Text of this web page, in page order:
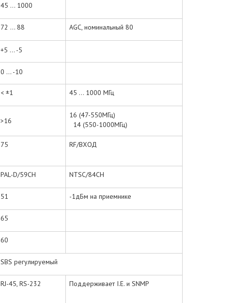
45 ... 1000
72 ... 88 AGC, номинальный 80
+5 ... -5
0 ... -10
< ±1 45 ... 1000 МГц
>16
16 (47-550МГц)
14 (550-1000МГц)
75 RF/ВХОД
PAL-D/59CH NTSC/84CH
51 -1дБм на приемнике
65
60
SBS регулируемый
RJ-45, RS-232 Поддерживает I.E. и SNMP